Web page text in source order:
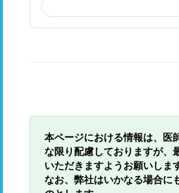
本ページにおける情報は、医
な限り配慮しておりますが、
いただきますようお願いしま
なお、弊社はいかなる場合に